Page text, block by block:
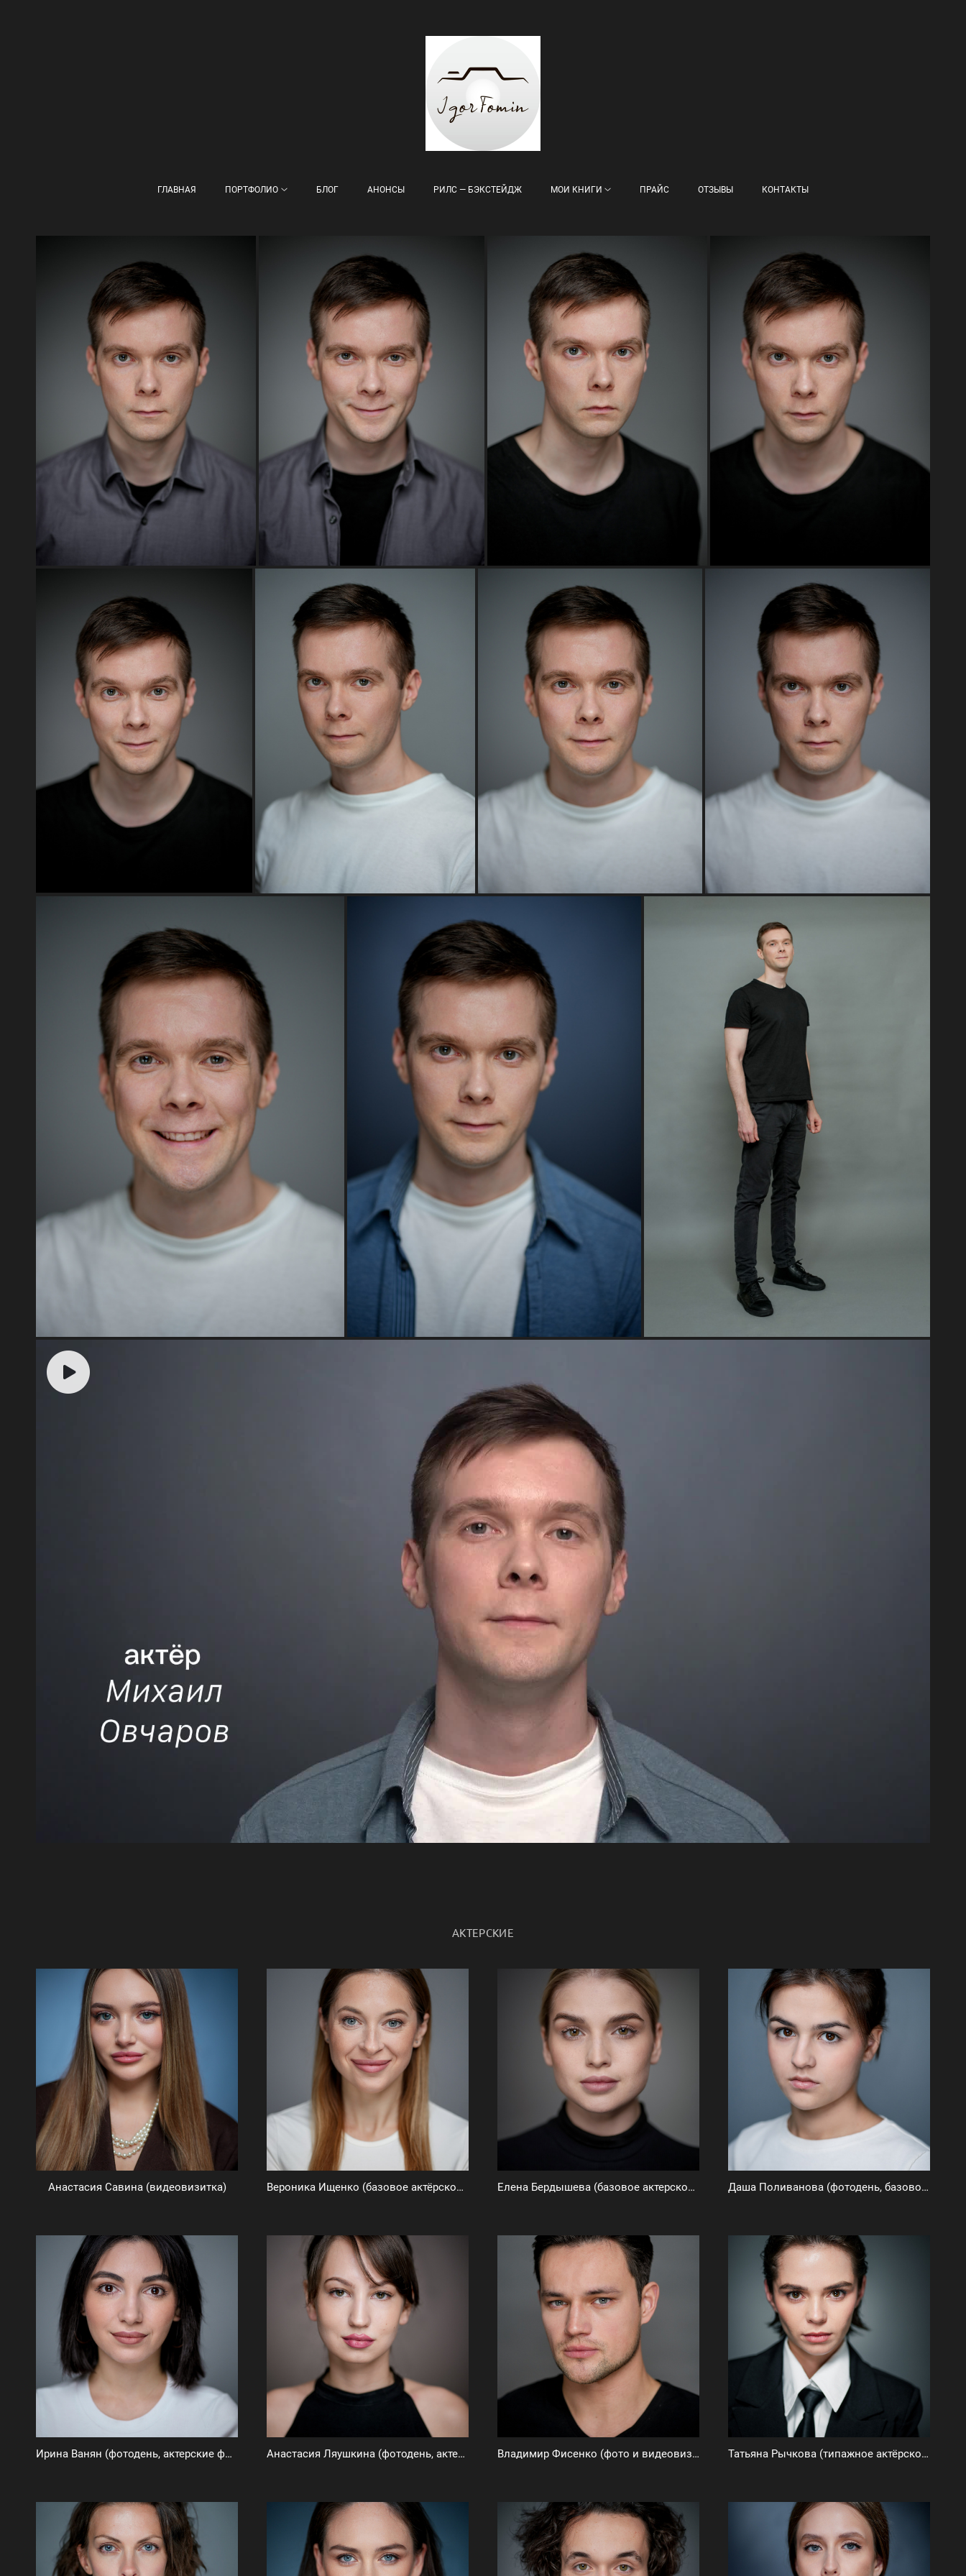
ГЛАВНАЯ ПОРТФОЛИО БЛОГ АНОНСЫ РИЛС — БЭКСТЕЙДЖ МОИ КНИГИ ПРАЙС ОТЗЫВЫ КОНТАКТЫ
АКТЕРСКИЕ
Анастасия Савина (видеовизитка) Вероника Ищенко (базовое актёрское портфолио) Елена Бердышева (базовое актерское портфолио) Даша Поливанова (фотодень, базовое актёрское портфолио)
Ирина Ванян (фотодень, актерские фото) Анастасия Ляушкина (фотодень, актерские фото) Владимир Фисенко (фото и видеовизитка) Татьяна Рычкова (типажное актёрское портфолио)